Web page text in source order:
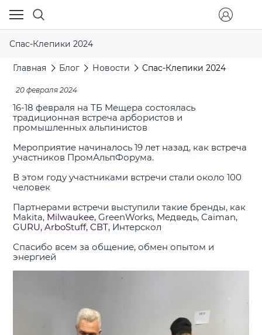
Спас-Клепики 2024
Главная Блог Новости Спас-Клепики 2024
20 февраля 2024
16-18 февраля на ТБ Мещера состоялась
традиционная встреча арбористов и
промышленных альпинистов
Мероприятие начиналось 19 лет назад, как встреча
участников ПромАльпФорума.
В этом году участниками встречи стали около 100
человек
Партнерами встречи выступили такие бренды, как
Makita, Milwaukee, GreenWorks, Медведь, Caiman,
GURU, ArboStuff, СВТ, Интерскол
Спасибо всем за общение, обмен опытом и
энергией